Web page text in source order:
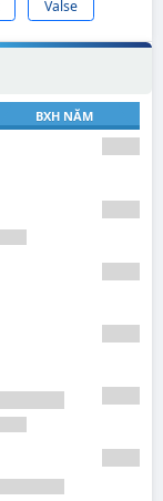
Valse
BXH NĂM